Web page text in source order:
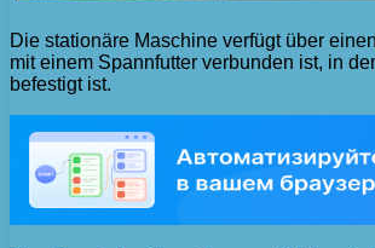
Die stationäre Maschine verfügt über
mit einem Spannfutter verbunden ist, in
befestigt ist.